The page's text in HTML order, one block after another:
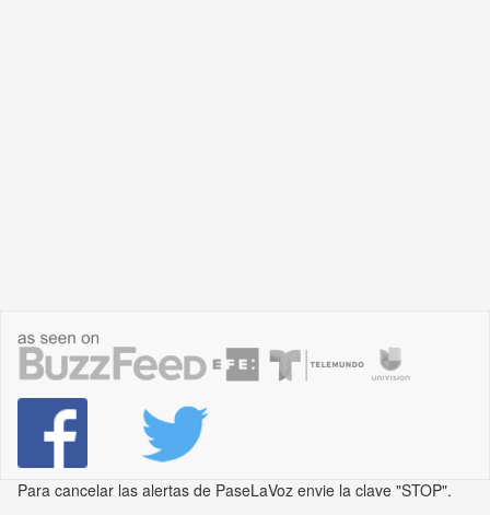
Para cancelar las alertas de PaseLaVoz envie la clave "STOP".